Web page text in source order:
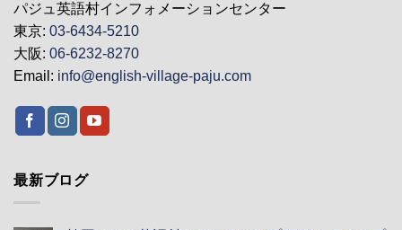
パジュ英語村インフォメーションセンター
東京: 03-6434-5210
大阪: 06-6232-8270
Email: info@english-village-paju.com
最新ブログ